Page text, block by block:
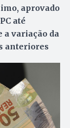
aprovado
até
a variação da
anteriores